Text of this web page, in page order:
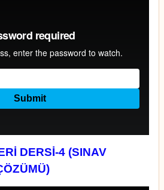
DERSİ-4 (SINAV